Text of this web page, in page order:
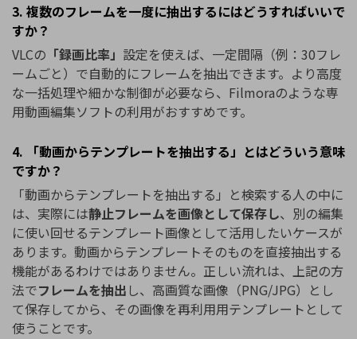
3. 複数のフレームを一度に抽出するにはどうすればいいで
すか？
VLCの 「録画比率」 設定を使えば、一定間隔（例：30フレ
ームごと）で自動的にフレームを抽出できます。より高度
な一括処理や細かな制御が必要なら、Filmoraのような専
用動画編集ソフトの利用がおすすめです。
4. 「動画からテンプレートを抽出する」とはどういう意味
ですか？
「動画からテンプレートを抽出する」と検索する人の中に
は、実際には静止フレームを画像として保存し、別の編集
に使い回せるテンプレート画像として活用したいケースが
あります。動画からテンプレートそのものを直接抽出する
機能があるわけではありません。正しい流れは、上記の方
法でフレームを抽出 し、高画質な画像（PNG/JPG）とし
て保存してから、その画像を再利用用テンプレートとして
使うことです。